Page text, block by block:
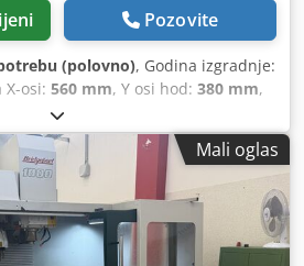
Pozovite
(polovno), Godina izgradnje:
osi: 560 mm, Y osi hod: 380 mm,
520 mm
brzina vretena:6.000
vretena: 7.500 W , broj osovina:3,
Mali oglas